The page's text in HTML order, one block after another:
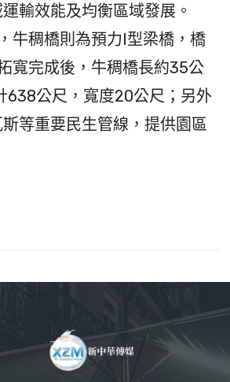
輸效能及均衡區域發展。
⽜稠橋則為預⼒I型梁橋，橋
寬完成後，⽜稠橋長約35公
638公尺，寬度20公尺；另外
等重要⺠⽣管線，提供園區